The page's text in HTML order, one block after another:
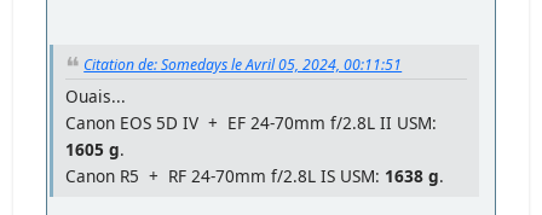
Citation de: Somedays le Avril 05, 2024, 00:11:51
Ouais...
Canon EOS 5D IV + EF 24-70mm f/2.8L II USM:
1605 g.
Canon R5 + RF 24-70mm f/2.8L IS USM: 1638 g.